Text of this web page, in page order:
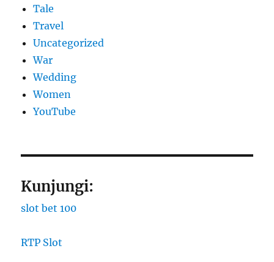
Tale
Travel
Uncategorized
War
Wedding
Women
YouTube
Kunjungi:
slot bet 100
RTP Slot